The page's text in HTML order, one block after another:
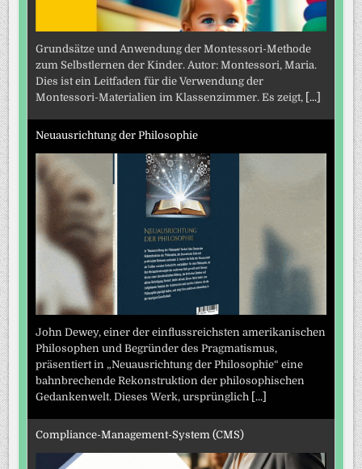
Grundsätze und Anwendung der Montessori-Methode
zum Selbstlernen der Kinder. Autor: Montessori, Maria.
Dies ist ein Leitfaden für die Verwendung der
Montessori-Materialien im Klassenzimmer. Es zeigt, [...]
Neuausrichtung der Philosophie
John Dewey, einer der einflussreichsten amerikanischen
Philosophen und Begründer des Pragmatismus,
präsentiert in „Neuausrichtung der Philosophie“ eine
bahnbrechende Rekonstruktion der philosophischen
Gedankenwelt. Dieses Werk, ursprünglich [...]
Compliance-Management-System (CMS)